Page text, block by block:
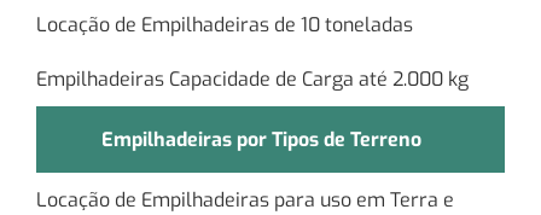
Locação de Empilhadeiras de 10 toneladas
Empilhadeiras Capacidade de Carga até 2.000 kg
Empilhadeiras por Tipos de Terreno
Locação de Empilhadeiras para uso em Terra e